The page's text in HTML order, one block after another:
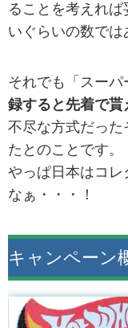
ることを考えれ
いぐらいの数では
それでも「スー
録すると先着で貰
不尽な方式だった
たとのことです。
やっぱ日本はコ
なぁ・・・！
キャンペーン